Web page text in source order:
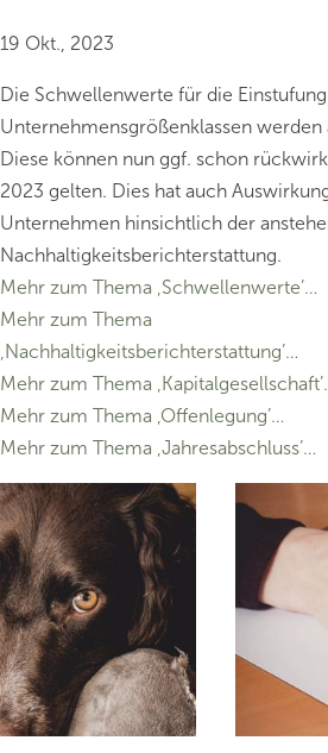
19 Okt., 2023
Die Schwellenwerte für die
Unternehmensgrößenklassen werden
Diese können nun ggf. schon
2023 gelten. Dies hat auch
Unternehmen hinsichtlich der
Nachhaltigkeitsberichterstattung.
Mehr zum Thema ‚Schwellenwerte’…
Mehr zum Thema
‚Nachhaltigkeitsberichterstattung’…
Mehr zum Thema
Mehr zum Thema ‚Offenlegung’…
Mehr zum Thema ‚Jahresabschluss’…